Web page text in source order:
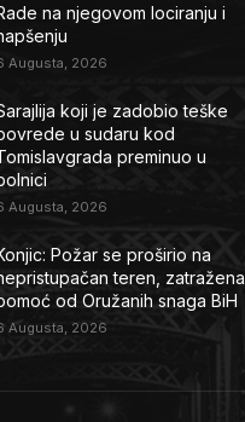
na njegovom lociranju i
Augusta, 2026
koji je zadobio teške
u sudaru kod
preminuo u
Augusta, 2026
Požar se proširio na
teren, zatražena
od Oružanih snaga BiH
Augusta, 2026